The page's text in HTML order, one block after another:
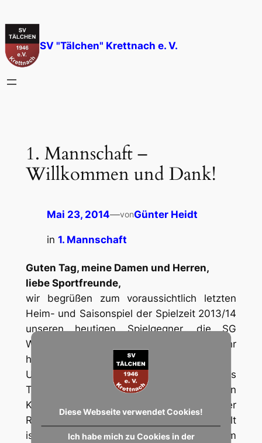
Inhalt
springenSV "Tälchen" Krettnach e. V.
Diese Webseite verwendet Cookies!
Ich habe mich zu Cookies in der
1. Mannschaft –
Willkommen und Dank!
Mai 23, 2014—vonGünter Heidt
in 1. Mannschaft
Guten Tag, meine Damen und Herren,
liebe Sportfreunde,
wir begrüßen zum voraussichtlich letzten
Heim- und Saisonspiel der Spielzeit 2013/14
unseren heutigen Spielgegner, die SG
Wiesbaum, mit ihrem Anhang bei uns sehr
herzlich.
Unser heutiger Gegner hat – obwohl als
Tabellenletzter ohne Chance auf den
Klassenerhalt – in den Spielen der
Rückrunde bewiesen, dass er nicht gewillt
ist, die Punkte kampflos zu verschenken. Im